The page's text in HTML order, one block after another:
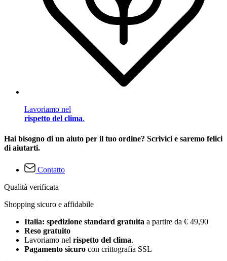
Lavoriamo nel
rispetto del clima.
Hai bisogno di un aiuto per il tuo ordine? Scrivici e saremo felici
di aiutarti.
Contatto
Qualità verificata
Shopping sicuro e affidabile
Italia: spedizione standard gratuita a partire da € 49,90
Reso gratuito
Lavoriamo nel rispetto del clima.
Pagamento sicuro con crittografia SSL